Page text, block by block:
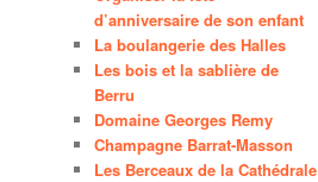
d’anniversaire de son enfant
La boulangerie des Halles
Les bois et la sablière de
Berru
Domaine Georges Remy
Champagne Barrat-Masson
Les Berceaux de la Cathédrale